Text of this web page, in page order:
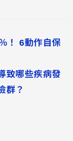
！ 6動作自保
致哪些疾病發
群？